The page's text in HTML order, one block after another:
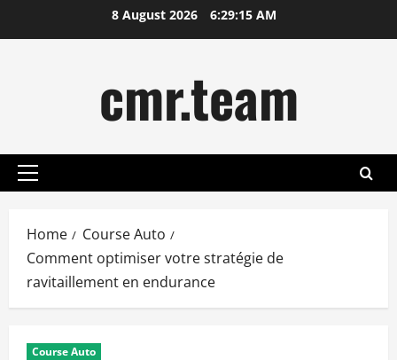
to
8 August 2026 6:29:16 AM
cmr.team
Primary
Home
Course Auto
Comment optimiser votre stratégie de
ravitaillement en endurance
Course Auto